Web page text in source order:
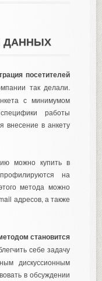
ДАННЫХ
посетителей
так делали.
с минимумом
работы
внесение в анкету
можно купить в
на
метода можно
адресов, а также
становится
себе задачу
дискуссионным
в обсуждении